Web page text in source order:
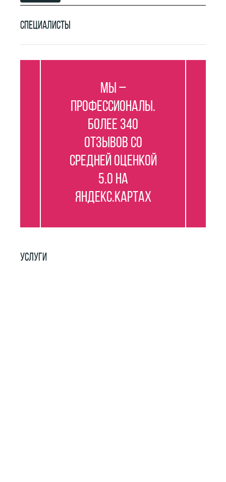
УСЛУГИ
СПЕЦИАЛИСТЫ
Мы –
профессионалы.
Более 340
отзывов со
средней оценкой
5.0 на
Яндекс.Картах